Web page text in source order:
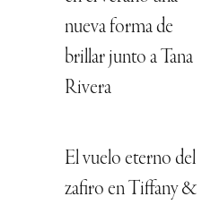
nueva forma de
brillar junto a Tana
Rivera
El vuelo eterno del
zafiro en Tiffany &